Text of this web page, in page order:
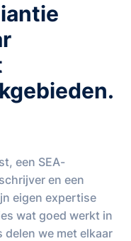
een SEA-
en een
eigen expertise
wat goed werkt in
we met elkaar